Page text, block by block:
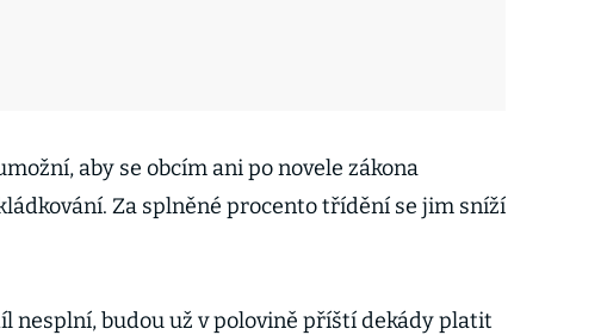
aby se obcím ani po novele zákona
Za splněné procento třídění se jim sníží
nesplní, budou už v polovině příští dekády platit